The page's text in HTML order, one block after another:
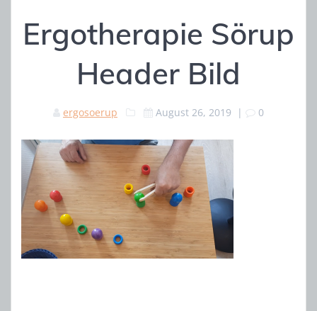
Ergotherapie Sörup
Header Bild
ergosoerup August 26, 2019 | 0